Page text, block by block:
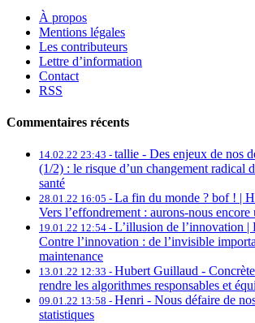
À propos
Mentions légales
Les contributeurs
Lettre d’information
Contact
RSS
Commentaires récents
14.02.22 23:43 - tallie - Des enjeux de nos
(1/2) : le risque d’un changement radical
santé
28.01.22 16:05 - La fin du monde ? bof ! |
Vers l’effondrement : aurons-nous encore
19.01.22 12:54 - L’illusion de l’innovation
Contre l’innovation : de l’invisible
maintenance
13.01.22 12:33 - Hubert Guillaud -
rendre les algorithmes responsables et
09.01.22 13:58 - Henri - Nous défaire de
statistiques